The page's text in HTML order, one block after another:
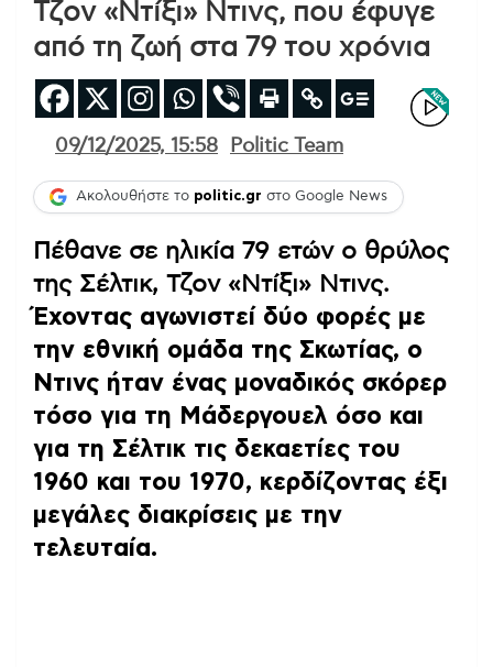
Τζον «Ντίξι» Ντινς, που έφυγε
από τη ζωή στα 79 του χρόνια
09/12/2025, 15:58 Politic Team
Ακολουθήστε το politic.gr στο Google News
Πέθανε σε ηλικία 79 ετών ο θρύλος
της Σέλτικ, Τζον «Ντίξι» Ντινς.
Έχοντας αγωνιστεί δύο φορές με
την εθνική ομάδα της Σκωτίας, ο
Ντινς ήταν ένας μοναδικός σκόρερ
τόσο για τη Μάδεργουελ όσο και
για τη Σέλτικ τις δεκαετίες του
1960 και του 1970, κερδίζοντας έξι
μεγάλες διακρίσεις με την
τελευταία.